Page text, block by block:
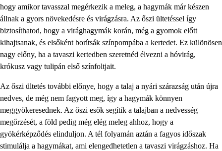
hogy amikor tavasszal megérkezik a meleg, a hagymák már készen
állnak a gyors növekedésre és virágzásra. Az őszi ültetéssel így
biztosíthatod, hogy a virághagymák korán, még a gyomok előtt
kihajtsanak, és elsőként borítsák színpompába a kertedet. Ez különösen
nagy előny, ha a tavaszi kertedben szeretnéd élvezni a hóvirág,
krókusz vagy tulipán első színfoltjait.
Az őszi ültetés további előnye, hogy a talaj a nyári szárazság után újra
nedves, de még nem fagyott meg, így a hagymák könnyen
meggyökeresednek. Az őszi esők segítik a talajban a nedvesség
megőrzését, a föld pedig még elég meleg ahhoz, hogy a
gyökérképződés elinduljon. A tél folyamán aztán a fagyos időszak
stimulálja a hagymákat, ami elengedhetetlen a tavaszi virágzáshoz. Ha